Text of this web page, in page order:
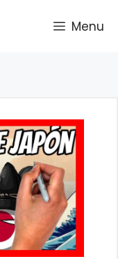
Menu